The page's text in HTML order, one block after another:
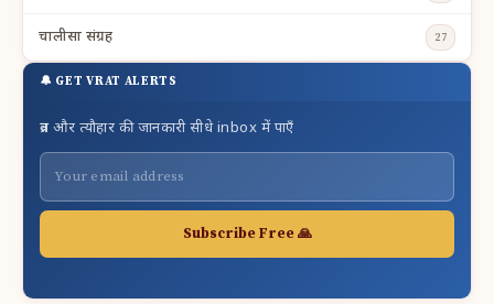
चालीसा संग्रह 27
🔔 GET VRAT ALERTS
व्रत और त्यौहार की जानकारी सीधे inbox में पाएँ
Subscribe Free 🙏